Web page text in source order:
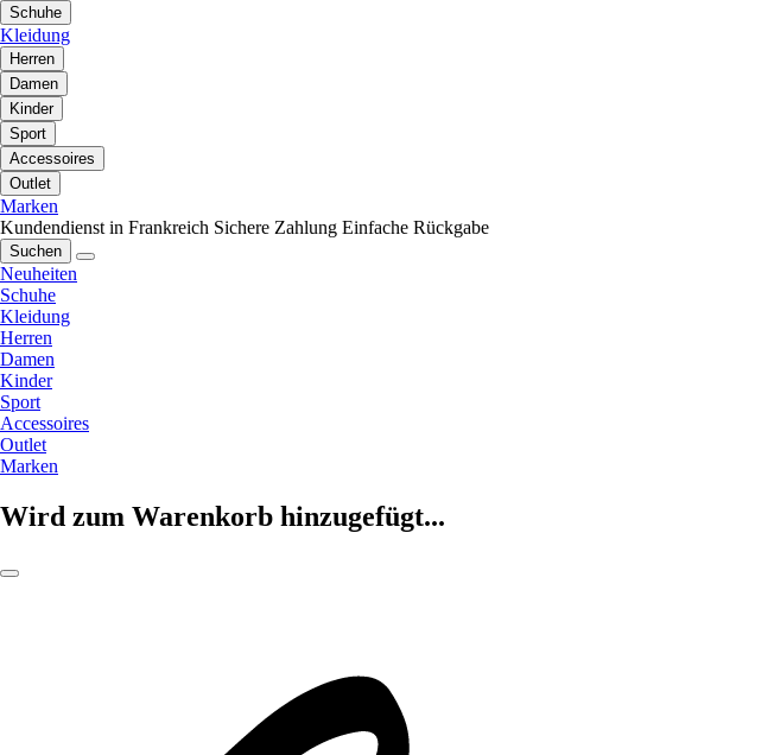
Schuhe
Kleidung
Herren
Damen
Kinder
Sport
Accessoires
Outlet
Marken
Kundendienst in Frankreich Sichere Zahlung Einfache Rückgabe
Suchen
Neuheiten
Schuhe
Kleidung
Herren
Damen
Kinder
Sport
Accessoires
Outlet
Marken
Wird zum Warenkorb hinzugefügt...